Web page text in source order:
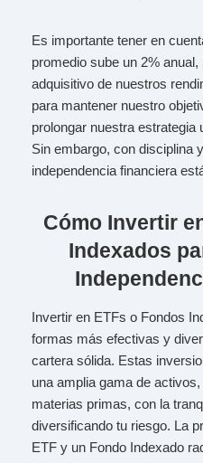
Es importante tener en
promedio sube un 2%
adquisitivo de nuestros
para mantener nuestro
prolongar nuestra estrategia
Sin embargo, con disciplina
independencia financiera
Cómo Invertir
Indexados
Invertir en ETFs o Fondos
formas más efectivas y
cartera sólida. Estas
una amplia gama de
materias primas, con la
diversificando tu riesgo. La
ETF y un Fondo Indexado